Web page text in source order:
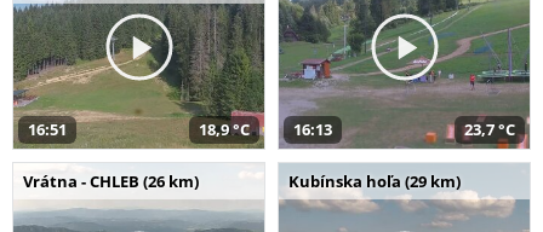
16:51 18,9 °C 16:13 23,7 °C
Vrátna - CHLEB (26 km) Kubínska hoľa (29 km)